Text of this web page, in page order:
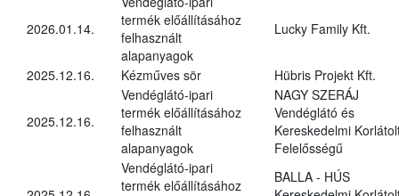
2026.01.14.
termék előállításához
felhasznált
alapanyagok
Lucky Family Kft.
2025.12.16. Kézműves sör Hübris Projekt Kft.
2025.12.16.
Vendéglátó-ipari
termék előállításához
felhasznált
alapanyagok
NAGY SZERÁJ
Vendéglátó és
Kereskedelmi
Felelősségű
Vendéglátó-ipari
termék előállításához
BALLA - HÚS